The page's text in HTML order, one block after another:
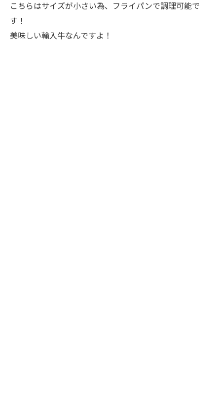
こちらはサイズが小さい為、フライパンで調理可能で
す！
美味しい輸入牛なんですよ！